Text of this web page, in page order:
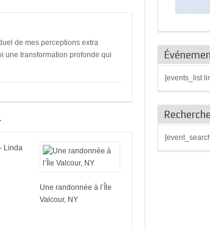
de mes perceptions extra
une transformation profonde qui
Linda
Une randonnée à l’Île
Valcour, NY
[events_list